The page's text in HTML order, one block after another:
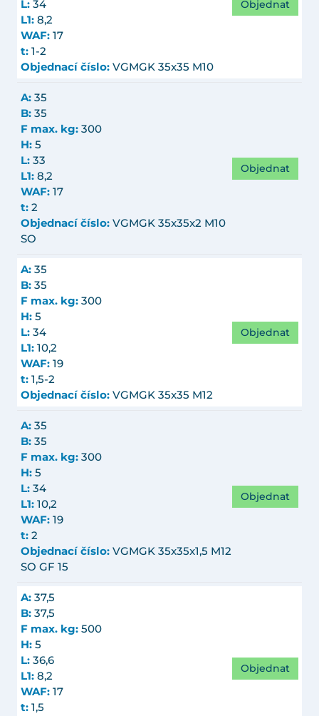
L: 34
L1: 8,2
WAF: 17
t: 1-2
Objednací číslo: VGMGK 35x35 M10
Objednat
A: 35
B: 35
F max. kg: 300
H: 5
L: 33
L1: 8,2
WAF: 17
t: 2
Objednací číslo: VGMGK 35x35x2 M10
SO
Objednat
A: 35
B: 35
F max. kg: 300
H: 5
L: 34
L1: 10,2
WAF: 19
t: 1,5-2
Objednací číslo: VGMGK 35x35 M12
Objednat
A: 35
B: 35
F max. kg: 300
H: 5
L: 34
L1: 10,2
WAF: 19
t: 2
Objednací číslo: VGMGK 35x35x1,5 M12
SO GF 15
Objednat
A: 37,5
B: 37,5
F max. kg: 500
H: 5
L: 36,6
L1: 8,2
WAF: 17
t: 1,5
Objednat